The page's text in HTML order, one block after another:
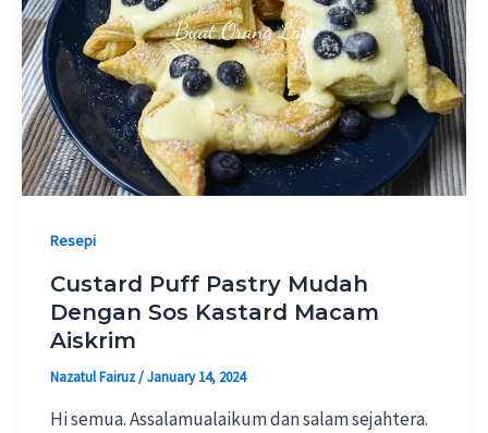
Resepi
Custard Puff Pastry Mudah
Dengan Sos Kastard Macam
Aiskrim
Nazatul Fairuz/January 14, 2024
Hi semua. Assalamualaikum dan salam sejahtera.